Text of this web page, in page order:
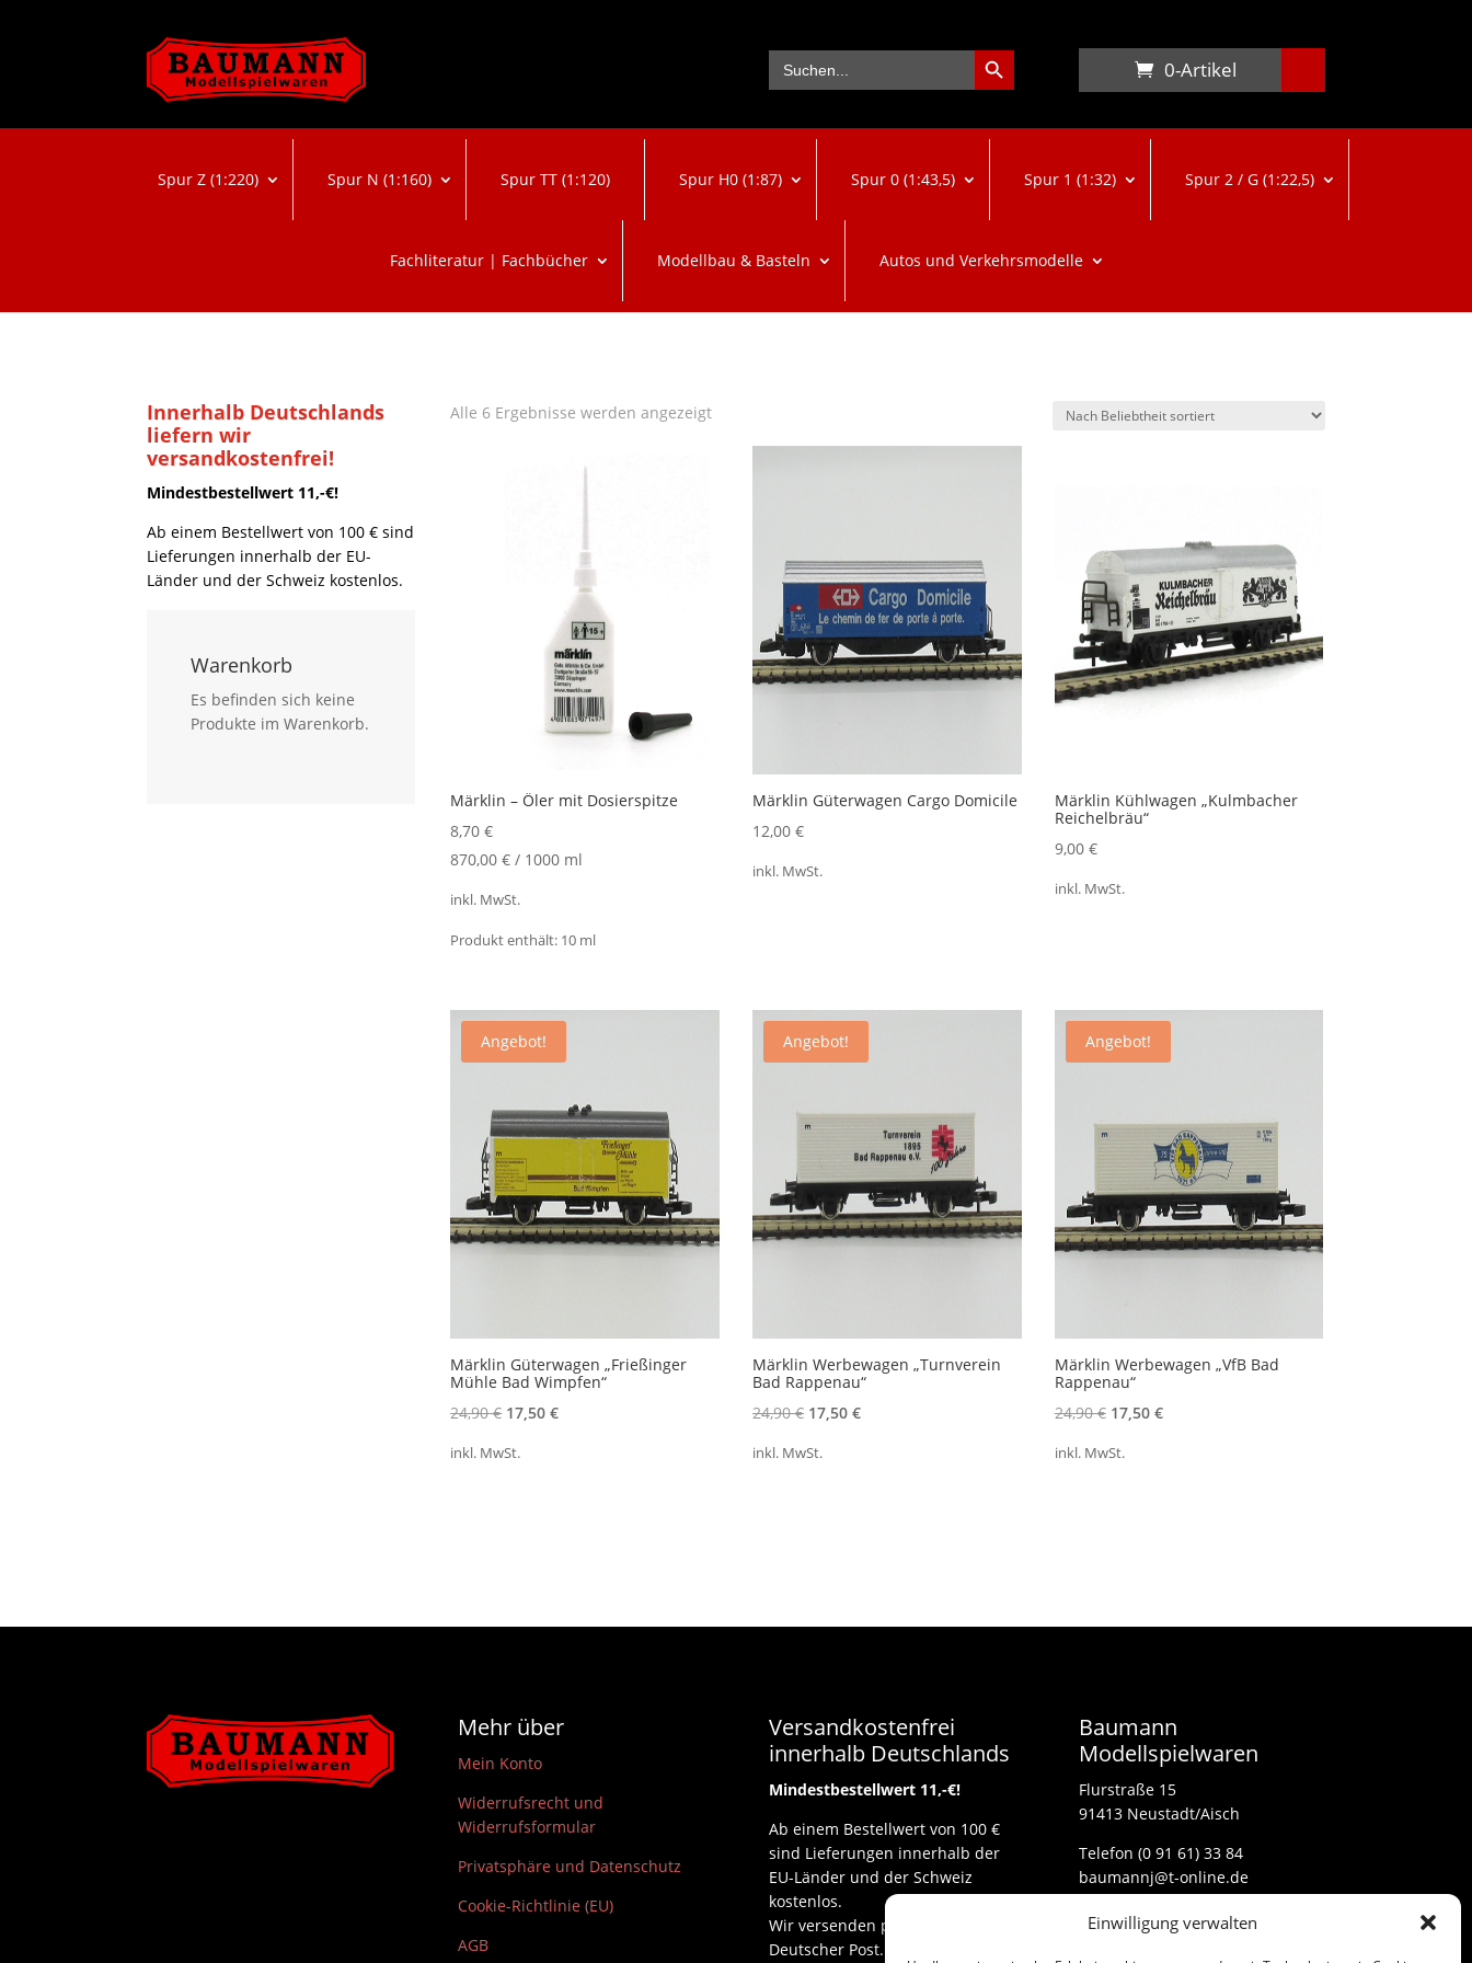
Einwilligung verwalten
Search
for:
Search Button
0-Artikel
Spur Z (1:220) Spur N (1:160) Spur TT (1:120) Spur H0 (1:87) Spur 0 (1:43,5) Spur 1 (1:32) Spur 2 / G (1:22,5)
Fachliteratur | Fachbücher Modellbau & Basteln Autos und Verkehrsmodelle
Innerhalb Deutschlands
liefern wir
versandkostenfrei!
Mindestbestellwert 11,-€!
Ab einem Bestellwert von 100 € sind
Lieferungen innerhalb der EU-
Länder und der Schweiz kostenlos.
Warenkorb
Es befinden sich keine
Produkte im Warenkorb.
Alle 6 Ergebnisse werden angezeigtNach
Märklin – Öler mit Dosierspitze
8,70€
870,00€ / 1000 ml
inkl. MwSt.
Produkt enthält: 10 ml
Märklin Güterwagen Cargo Domicile
12,00€
inkl. MwSt.
Märklin Kühlwagen „Kulmbacher
Reichelbräu“
9,00 €
inkl. MwSt.
Angebot!
Märklin Güterwagen „Frießinger
Mühle Bad Wimpfen“
24,90€ Ursprünglicher
17,50€Aktueller
inkl. MwSt.
Angebot!
Märklin Werbewagen „Turnverein
Bad Rappenau“
24,90€ Ursprünglicher
17,50€Aktueller
inkl. MwSt.
Angebot!
Märklin Werbewagen „VfB Bad
Rappenau“
24,90€ Ursprünglicher
17,50 €Aktueller
inkl. MwSt.
Mehr über
Mein Konto
Widerrufsrecht und
Widerrufsformular
Privatsphäre und Datenschutz
Cookie-Richtlinie (EU)
AGB
Versandkostenfrei
innerhalb Deutschlands
Mindestbestellwert 11,-€!
Ab einem Bestellwert von 100 €
sind Lieferungen innerhalb der
EU-Länder und der Schweiz
kostenlos.
Wir versenden per DHL und
Deutscher Post.
Baumann
Modellspielwaren
Flurstraße 15
91413 Neustadt/Aisch
Telefon (0 91 61) 33 84
baumannj@t-online.de
Kontakt